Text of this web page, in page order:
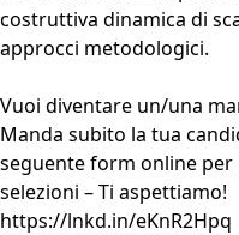
costruttiva dinamica di
approcci metodologici.
Vuoi diventare un/una
Manda subito la tua
seguente form online
selezioni – Ti aspettiamo!
https://lnkd.in/eKnR2Hpq